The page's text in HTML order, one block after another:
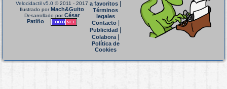
Velocidactil v5.0 © 2011 - 2017
Ilustrado porMach&Guito
Desarrollado porCésar
Patiño
a favoritos
Términos
legales
Contacto|
Publicidad
Colabora|
Política de
Cookies